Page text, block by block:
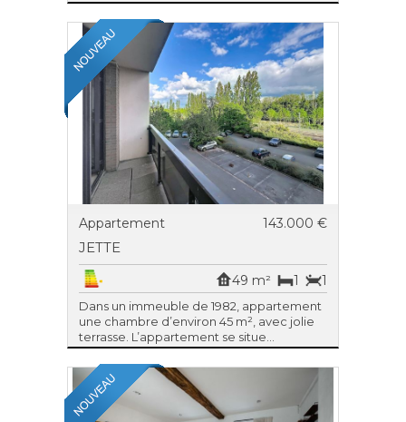
Appartement 143.000 €
JETTE
1
1
49 m²
Dans un immeuble de 1982, appartement
une chambre d’environ 45 m², avec jolie
terrasse. L’appartement se situe...